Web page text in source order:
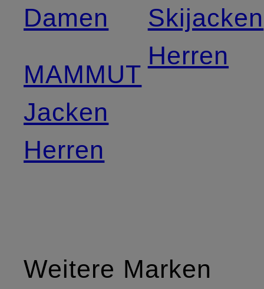
Damen
MAMMUT
Jacken
Herren
Skijacken
Herren
Weitere Marken